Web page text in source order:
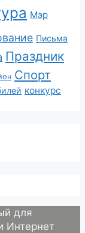
Мэр
Письма
Праздник
Спорт
конкурс
для
Интернет